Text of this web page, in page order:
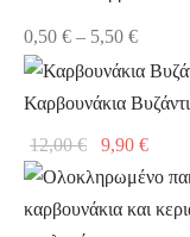
0,50 € – 5,50 €Price
range:
0,50 €
Καρβουνάκια
12,00€
Original
price
was:
9,90 €
τιμή